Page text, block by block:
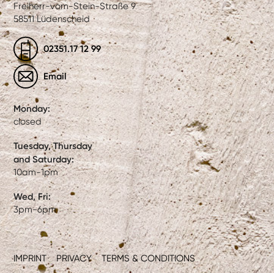
IMPRINT PRIVACY TERMS & CONDITIONS
Freiherr-vom-Stein-Straße 9
58511 Lüdenscheid
02351.17 12 99
Email
Monday:
closed
Tuesday, Thursday
and Saturday:
10am-1pm
Wed, Fri:
3pm-6pm